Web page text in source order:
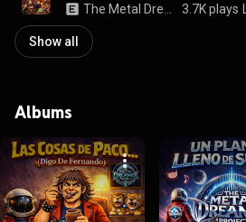
3.7K plays
Show all
Albums